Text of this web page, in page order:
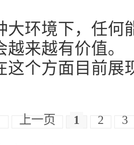
大环境下，任何
来越有价值。
这个方面目前展
上一页 1 2 3